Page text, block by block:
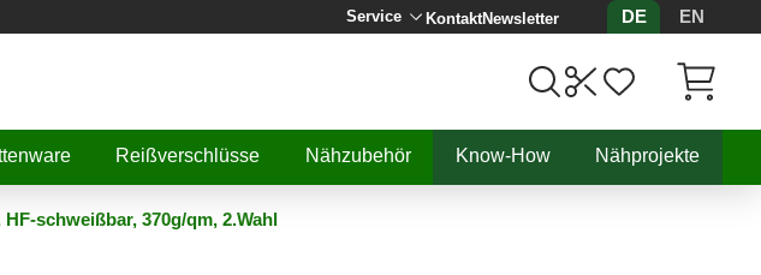
Service KontaktNewsletter DE
EN
Reißverschlüsse Nähzubehör Know-How Nähprojekte
schweißbar, 370g/qm, 2.Wahl